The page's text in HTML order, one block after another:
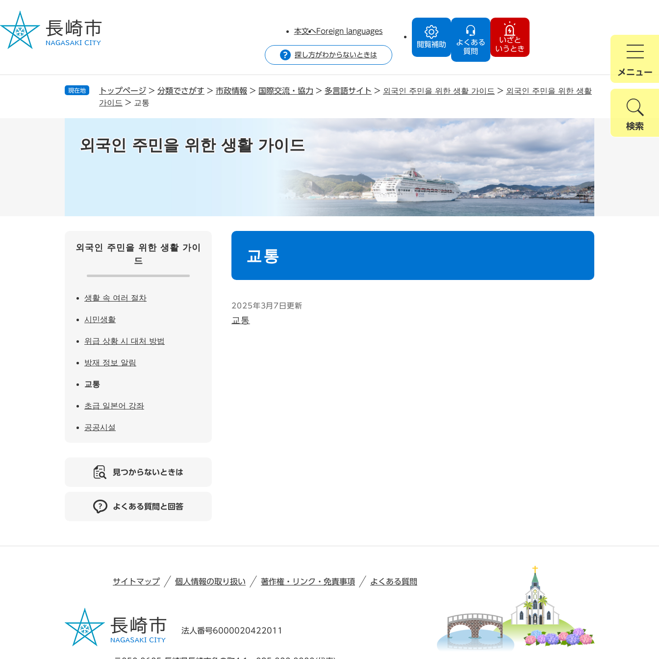
ジ
で
ュ
ば
閲覧補助
よくある
質問
いざと
いうとき
本文へForeign languages
探し方がわからないときは
メニュー
検索
現在地 トップページ > 分類でさがす > 市政情報 > 国際交流・協力 > 多言語サイト > 외국인 주민을 위한 생활 가이드 > 외국인 주민을 위한 생활
가이드 > 교통
외국인 주민을 위한 생활 가이드
本
교통
2025年3月7日更新
교통
외국인 주민을 위한 생활 가이
드
생활 속 여러 절차
시민생활
위급 상황 시 대처 방법
방재 정보 알림
교통
초급 일본어 강좌
공공시설
見つからないときは
よくある質問と回答
サイトマップ 個人情報の取り扱い 著作権・リンク・免責事項 よくある質問
法人番号6000020422011